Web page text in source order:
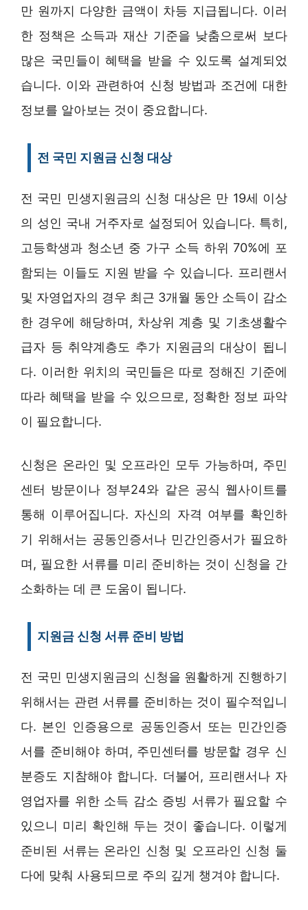
만 원까지 다양한 금액이 차등 지급됩니다. 이러
한 정책은 소득과 재산 기준을 낮춤으로써 보다
많은 국민들이 혜택을 받을 수 있도록 설계되었
습니다. 이와 관련하여 신청 방법과 조건에 대한
정보를 알아보는 것이 중요합니다.
전 국민 지원금 신청 대상
전 국민 민생지원금의 신청 대상은 만 19세 이상
의 성인 국내 거주자로 설정되어 있습니다. 특히,
고등학생과 청소년 중 가구 소득 하위 70%에 포
함되는 이들도 지원 받을 수 있습니다. 프리랜서
및 자영업자의 경우 최근 3개월 동안 소득이 감소
한 경우에 해당하며, 차상위 계층 및 기초생활수
급자 등 취약계층도 추가 지원금의 대상이 됩니
다. 이러한 위치의 국민들은 따로 정해진 기준에
따라 혜택을 받을 수 있으므로, 정확한 정보 파악
이 필요합니다.
신청은 온라인 및 오프라인 모두 가능하며, 주민
센터 방문이나 정부24와 같은 공식 웹사이트를
통해 이루어집니다. 자신의 자격 여부를 확인하
기 위해서는 공동인증서나 민간인증서가 필요하
며, 필요한 서류를 미리 준비하는 것이 신청을 간
소화하는 데 큰 도움이 됩니다.
지원금 신청 서류 준비 방법
전 국민 민생지원금의 신청을 원활하게 진행하기
위해서는 관련 서류를 준비하는 것이 필수적입니
다. 본인 인증용으로 공동인증서 또는 민간인증
서를 준비해야 하며, 주민센터를 방문할 경우 신
분증도 지참해야 합니다. 더불어, 프리랜서나 자
영업자를 위한 소득 감소 증빙 서류가 필요할 수
있으니 미리 확인해 두는 것이 좋습니다. 이렇게
준비된 서류는 온라인 신청 및 오프라인 신청 둘
다에 맞춰 사용되므로 주의 깊게 챙겨야 합니다.